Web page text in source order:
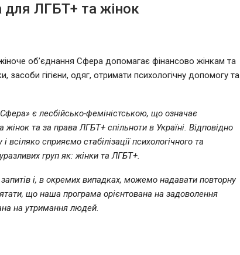
ЛГБТ+ та жінок
об’єднання Сфера допомагає фінансово жінкам та
гігієни, одяг, отримати психологічну допомогу та
є лесбійсько-феміністською, що означає
жінок та за права ЛГБТ+ спільноти в Україні. Відповідно
сприяємо стабілізації психологічного та
груп як: жінки та ЛГБТ+.
і, в окремих випадках, можемо надавати повторну
що наша програма орієнтована на задоволення
на утримання людей.